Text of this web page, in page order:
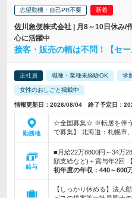
志望動機・自己PR不要
佐川急便株式会社 | 月8～10日休み/
心に活躍中
接客・販売の幅は不問！【セ
正社員 職種・業種未経験OK 学
女性のおしごと掲載中
情報更新日：2026/08/04 終了予定日：
勤務地
☆全国募集☆ ※転居を伴う
で募集】 北海道：札幌市
給与
■月給22万8800円～34万
額支給など)＋賞与年2回
初年度の年収： 440～600
【しっかり休める】法人